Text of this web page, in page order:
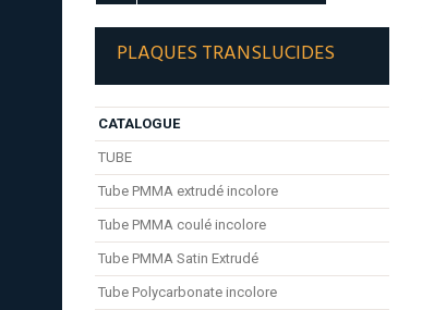
PLAQUES TRANSLUCIDES
CATALOGUE
TUBE
Tube PMMA extrudé incolore
Tube PMMA coulé incolore
Tube PMMA Satin Extrudé
Tube Polycarbonate incolore